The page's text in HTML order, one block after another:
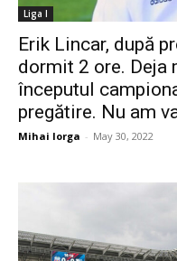
Liga I
Erik Lincar, după
dormit 2 ore. Deja
începutul
pregătire. Nu am
Mihai Iorga - May 30, 2022